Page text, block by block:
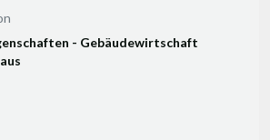
- Gebäudewirtschaft